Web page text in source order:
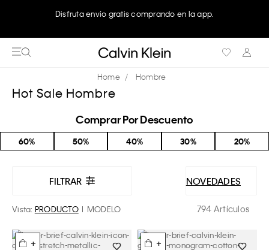
Disfruta envío gratis comprando en la app.
Hombre
Hot Sale Hombre
Comprar Por Descuento
60% 50% 40% 30% 20%
FILTRAR NOVEDADES
Vista: PRODUCTO MODELO 794 Artículos
+ +